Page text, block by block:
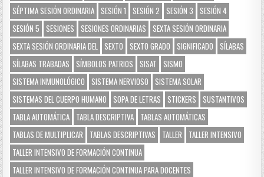
SÉPTIMA SESIÓN ORDINARIA SESIÓN 1 SESIÓN 2 SESIÓN 3
SESIÓN 4
SESIÓN 5
SESIONES SESIONES ORDINARIAS
SEXTA SESIÓN ORDINARIA
SEXTA SESIÓN ORDINARIA DEL SEXTO SEXTO GRADO SIGNIFICADO
SÍLABAS
SÍLABAS TRABADAS
SÍMBOLOS PATRIOS SISAT
SISMO
SISTEMA INMUNOLÓGICO
SISTEMA NERVIOSO
SISTEMA SOLAR
SISTEMAS DEL CUERPO HUMANO
SOPA DE LETRAS STICKERS
SUSTANTIVOS
TABLA AUTOMÁTICA TABLA DESCRIPTIVA TABLAS AUTOMÁTICAS
TABLAS DE MULTIPLICAR
TABLAS DESCRIPTIVAS TALLER
TALLER INTENSIVO
TALLER INTENSIVO DE FORMACIÓN CONTINUA
TALLER INTENSIVO DE FORMACIÓN CONTINUA PARA DOCENTES